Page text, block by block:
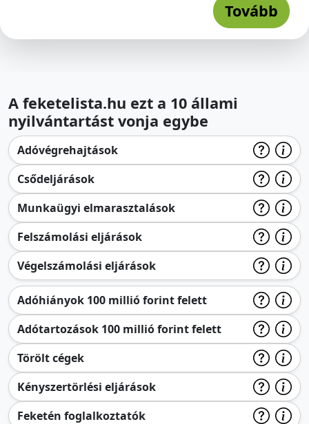
Tovább
A feketelista.hu ezt a 10 állami
nyilvántartást vonja egybe
Adóvégrehajtások
Csődeljárások
Munkaügyi elmarasztalások
Felszámolási eljárások
Végelszámolási eljárások
Adóhiányok 100 millió forint felett
Adótartozások 100 millió forint felett
Törölt cégek
Kényszertörlési eljárások
Feketén foglalkoztatók